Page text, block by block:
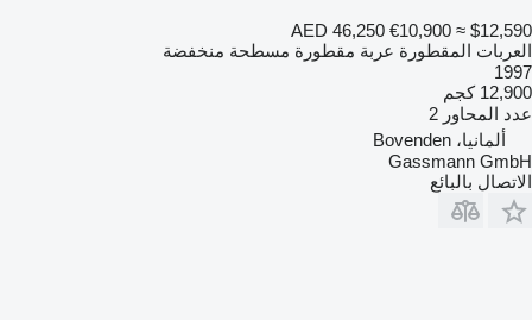
AED 46,250 €10,900 ≈ $12,590
العربات المقطورة عربة مقطورة مسطحة منخفضة
1997
12,900 كجم
عدد المحاور 2
ألمانيا، Bovenden
Gassmann GmbH
الاتصال بالبائع